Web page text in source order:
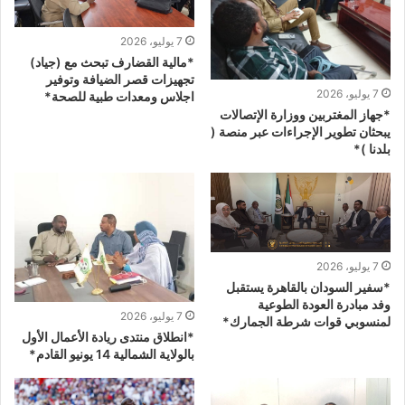
7 يوليو، 2026
*جهاز المغتربين ووزارة الإتصالات
يبحثان تطوير الإجراءات عبر منصة (
بلدنا )*
7 يوليو، 2026
*مالية القضارف تبحث مع (جياد)
تجهيزات قصر الضيافة وتوفير
اجلاس ومعدات طبية للصحة*
7 يوليو، 2026
*سفير السودان بالقاهرة يستقبل
وفد مبادرة العودة الطوعية
لمنسوبي قوات شرطة الجمارك*
7 يوليو، 2026
*انطلاق منتدى ريادة الأعمال الأول
بالولاية الشمالية 14 يونيو القادم*